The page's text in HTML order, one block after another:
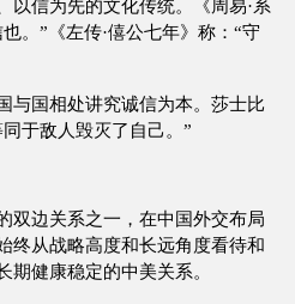
以信为先的文化传统。《周易·系
。”《左传·僖公七年》称：“守
与国相处讲究诚信为本。莎士比
于敌人毁灭了自己。”
双边关系之一，在中国外交布局
终从战略高度和长远角度看待和
健康稳定的中美关系。